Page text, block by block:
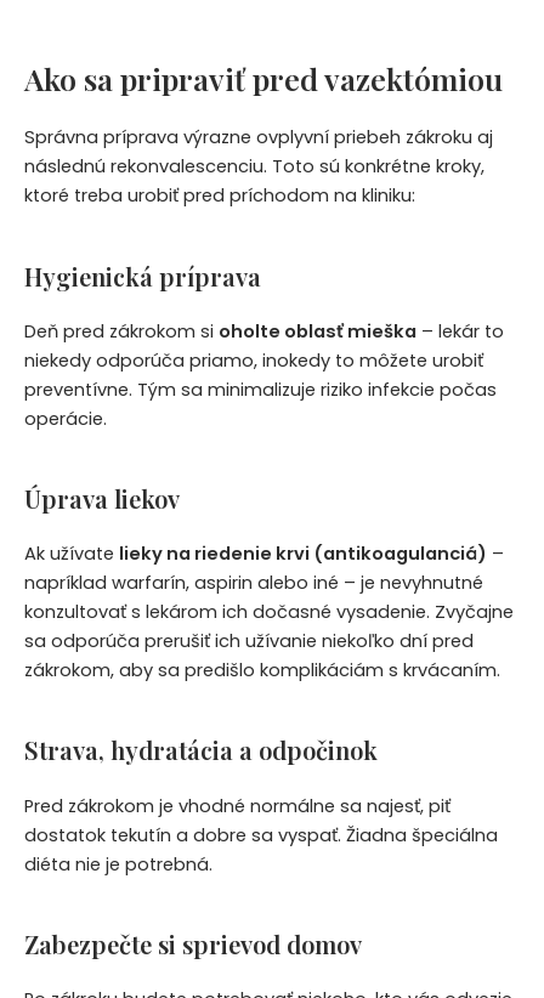
Ako sa pripraviť pred vazektómiou
Správna príprava výrazne ovplyvní priebeh zákroku aj
následnú rekonvalescenciu. Toto sú konkrétne kroky,
ktoré treba urobiť pred príchodom na kliniku:
Hygienická príprava
Deň pred zákrokom si oholte oblasť mieška – lekár to
niekedy odporúča priamo, inokedy to môžete urobiť
preventívne. Tým sa minimalizuje riziko infekcie počas
operácie.
Úprava liekov
Ak užívate lieky na riedenie krvi (antikoagulanciá) –
napríklad warfarín, aspirin alebo iné – je nevyhnutné
konzultovať s lekárom ich dočasné vysadenie. Zvyčajne
sa odporúča prerušiť ich užívanie niekoľko dní pred
zákrokom, aby sa predišlo komplikáciám s krvácaním.
Strava, hydratácia a odpočinok
Pred zákrokom je vhodné normálne sa najesť, piť
dostatok tekutín a dobre sa vyspať. Žiadna špeciálna
diéta nie je potrebná.
Zabezpečte si sprievod domov